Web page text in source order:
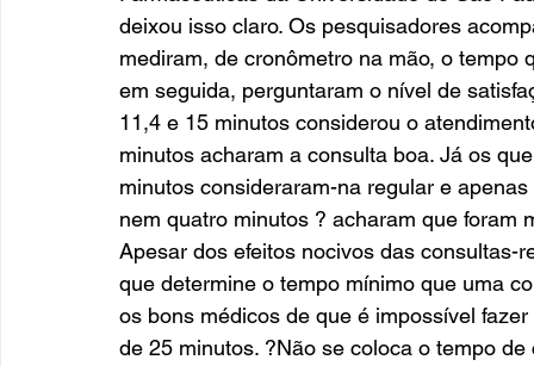
deixou isso claro. Os pesquisadores
mediram, de cronômetro na mão, o
em seguida, perguntaram o nível de
11,4 e 15 minutos considerou o
minutos acharam a consulta boa. Já os
minutos consideraram-na regular e
nem quatro minutos ? acharam que foram
Apesar dos efeitos nocivos das
que determine o tempo mínimo que uma
os bons médicos de que é impossível
de 25 minutos. ?Não se coloca o tempo